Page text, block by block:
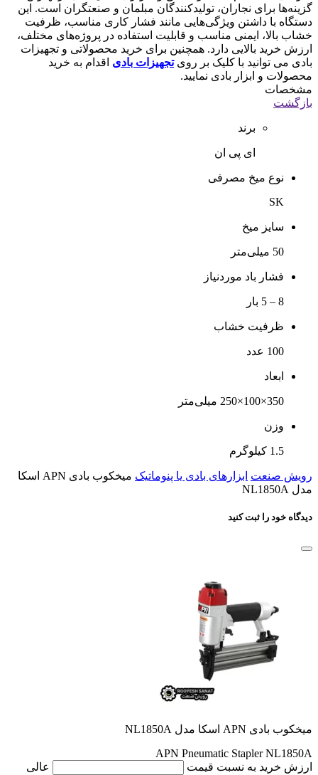
گزینه‌ها برای نجاران، تولیدکنندگان مبلمان و صنعتگران است. این
دستگاه با داشتن ویژگی‌هایی مانند فشار کاری مناسب، ظرفیت
خشاب بالا، ایمنی مناسب و قابلیت استفاده در پروژه‌های مختلف،
ارزش خرید بالایی دارد. همچنین برای خرید محصولاتی و تجهیزات
بادی می توانید با کلیک بر رویتجهیزات بادی اقدام به خرید
محصولات و ابزار بادی نمایید.
مشخصات
بازگشت
برند
ای پی ان
نوع میخ مصرفی
SK
سایز میخ
50 میلی‌متر
فشار باد موردنیاز
8 – 5 بار
ظرفیت خشاب
100 عدد
ابعاد
350×100×250 میلی‌متر
وزن
1.5 کیلوگرم
رویش صنعت ابزارهای بادی یا پنوماتیک
میخکوب بادی APN اسکا
مدل NL1850A
دیدگاه خود را ثبت کنید
میخکوب بادی APN اسکا مدل NL1850A
APN Pneumatic Stapler NL1850A
ارزش خرید به نسبت قیمت
عالی